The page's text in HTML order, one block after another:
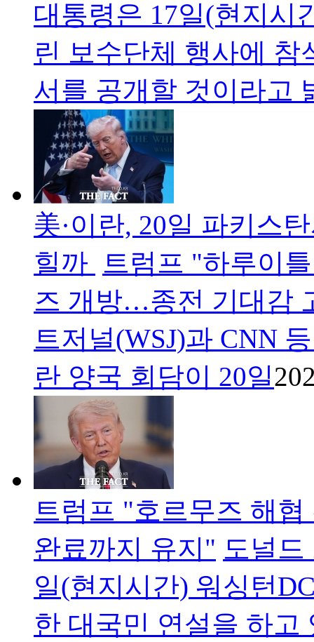
대통령은 17일(현지시
린 보수단체 행사에 참
서를 공개할 것이라고
美·이란, 20일 파키스
힐까 트럼프 "하루이
즈 개방…종전 기대감
트저널(WSJ)과 CNN
란 양국 회담이 20일
트럼프 "호르무즈 해
완료까지 유지" 도널드
일(현지시간) 워싱턴
한 대국민 연설을 하고